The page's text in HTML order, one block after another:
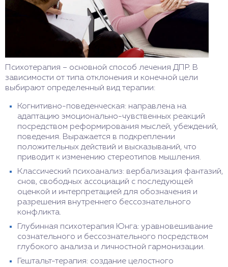
Психотерапия – основной способ лечения ДПР. В
зависимости от типа отклонения и конечной цели
выбирают определенный вид терапии:
Когнитивно-поведенческая: направлена на
адаптацию эмоционально-чувственных реакций
посредством реформирования мыслей, убеждений,
поведения. Выражается в подкреплении
положительных действий и высказываний, что
приводит к изменению стереотипов мышления.
Классический психоанализ: вербализация фантазий,
снов, свободных ассоциаций с последующей
оценкой и интерпретацией для обозначения и
разрешения внутреннего бессознательного
конфликта.
Глубинная психотерапия Юнга: уравновешивание
сознательного и бессознательного посредством
глубокого анализа и личностной гармонизации.
Гештальт-терапия: создание целостного